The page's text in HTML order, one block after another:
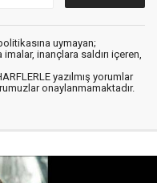
uymayan;
inançlara saldırı içeren,
yazılmış yorumlar
onaylanmamaktadır.